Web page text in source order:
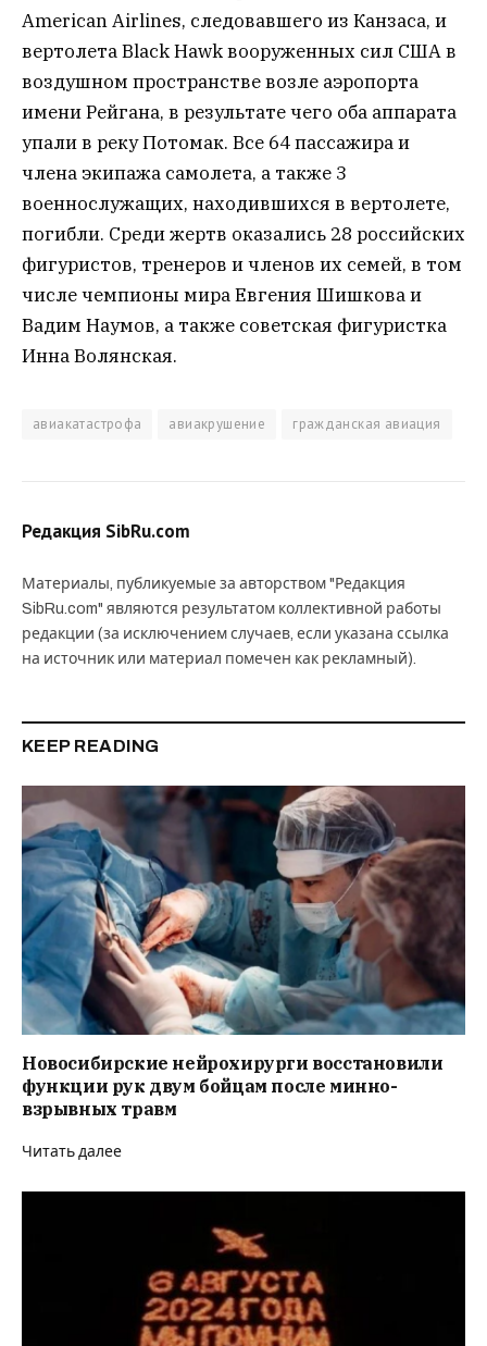
American Airlines, следовавшего из Канзаса, и
вертолета Black Hawk вооруженных сил США в
воздушном пространстве возле аэропорта
имени Рейгана, в результате чего оба аппарата
упали в реку Потомак. Все 64 пассажира и
члена экипажа самолета, а также 3
военнослужащих, находившихся в вертолете,
погибли. Среди жертв оказались 28 российских
фигуристов, тренеров и членов их семей, в том
числе чемпионы мира Евгения Шишкова и
Вадим Наумов, а также советская фигуристка
Инна Волянская.
авиакатастрофа авиакрушение гражданская авиация
Редакция SibRu.com
Материалы, публикуемые за авторством "Редакция
SibRu.com" являются результатом коллективной работы
редакции (за исключением случаев, если указана ссылка
на источник или материал помечен как рекламный).
KEEP READING
Новосибирские нейрохирурги восстановили
функции рук двум бойцам после минно-
взрывных травм
Читать далее